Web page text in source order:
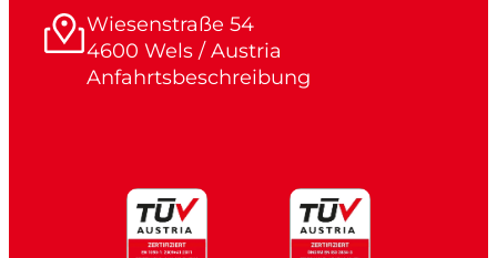
Wiesenstraße 54
4600 Wels / Austria
Anfahrtsbeschreibung